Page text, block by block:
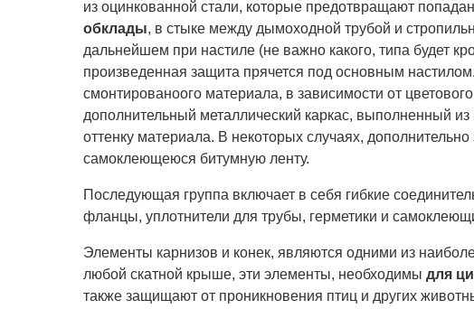
из оцинкованной стали, которые предотвращают
обклады, в стыке между дымоходной трубой и
дальнейшем при настиле (не важно какого, типа будет
произведенная защита прячется под основным
смонтированоого материала, в зависимости от
дополнительный металлический каркас, выполненный из
оттенку материала. В некоторых случаях, дополнительно
самоклеющеюся битумную ленту.
Последующая группа включает в себя гибкие
фланцы, уплотнители для трубы, герметики и
Элементы карнизов и конек, являются одними из
любой скатной крыше, эти элементы, необходимы для
также защищают от проникновения птиц и других